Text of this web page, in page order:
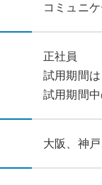
コミュニ
正社員
試用期間は
試用期間
大阪、神